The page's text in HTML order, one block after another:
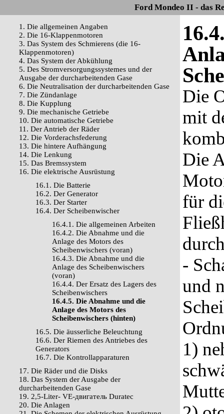
Ford Mondeo II - das
1. Die allgemeinen Angaben
2. Die 16-Klappenmotoren
3. Das System des Schmierens (die 16-
Klappenmotoren)
4. Das System der Abkühlung
5. Des Stromversorgungssystemes und der
Ausgabe der durcharbeitenden Gase
6. Die Neutralisation der durcharbeitenden Gase
7. Die Zündanlage
8. Die Kupplung
9. Die mechanische Getriebe
10. Die automatische Getriebe
11. Der Antrieb der Räder
12. Die Vorderachsfederung
13. Die hintere Aufhängung
14. Die Lenkung
15. Das Bremssystem
16. Die elektrische Ausrüstung
16.1. Die Batterie
16.2. Der Generator
16.3. Der Starter
16.4. Der Scheibenwischer
16.4.1. Die allgemeinen Arbeiten
16.4.2. Die Abnahme und die
Anlage des Motors des
Scheibenwischers (voran)
16.4.3. Die Abnahme und die
Anlage des Scheibenwischers
(voran)
16.4.4. Der Ersatz des Lagers des
Scheibenwischers
16.4.5. Die Abnahme und die
Anlage des Motors des
Scheibenwischers (hinten)
16.5. Die äusserliche Beleuchtung
16.6. Der Riemen des Antriebes des
Generators
16.7. Die Kontrollapparaturen
17. Die Räder und die Disks
18. Das System der Ausgabe der
durcharbeitenden Gase
19. 2,5-Liter- VЕ-двигатель Duratec
20. Die Anlagen
Die
mit
Die
für
-
und
1)